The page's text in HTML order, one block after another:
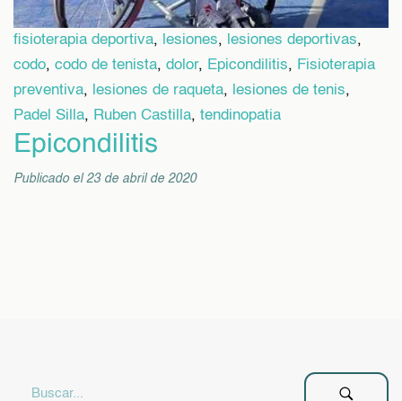
fisioterapia deportiva, lesiones, lesiones deportivas,
codo, codo de tenista, dolor, Epicondilitis, Fisioterapia
preventiva, lesiones de raqueta, lesiones de tenis,
Padel Silla, Ruben Castilla, tendinopatia
Epicondilitis
Publicado el 23 de abril de 2020